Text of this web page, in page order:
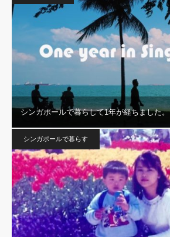
シンガポールで暮らして1年が経ちました。
シンガポールで暮らす